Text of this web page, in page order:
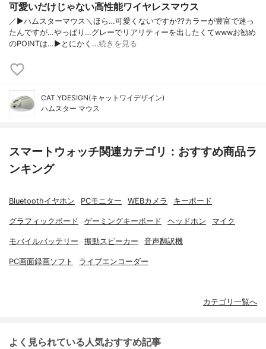
可愛いだけじゃない高性能ワイヤレスマウス
／▶︎ハムスターマウス＼ほら…可愛くないですか⁇カラーが豊富で迷っ
たんですが…やっぱり…グレーでリアリティーを出したくてwwwお勧め
のPOINTは…▶︎とにかく…続きを見る
CAT.YDESIGN(キャットワイデザイン)
ハムスター マウス
スマートウォッチ関連カテゴリ：おすすめ商品ラ
ンキング
Bluetoothイヤホン PCモニター WEBカメラ キーボード
グラフィックボード ゲーミングキーボード ヘッドホン マイク
モバイルバッテリー 振動スピーカー 音声翻訳機
PC画面録画ソフト ライブエンコーダー
カテゴリ一覧へ
よく見られている人気おすすめ記事